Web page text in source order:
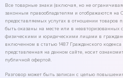
Все товарные знаки (включая, но не
законным правообладателям и отображаются
предоставляемых услугах в отношении товаров
быть оказаны на месте или в неавторизованных
физическими и юридическими лицами в
включенном в статью 1487 Гражданского
представленная на данном сайте, носит
публичной офертой.
Разговор может быть записан с целью